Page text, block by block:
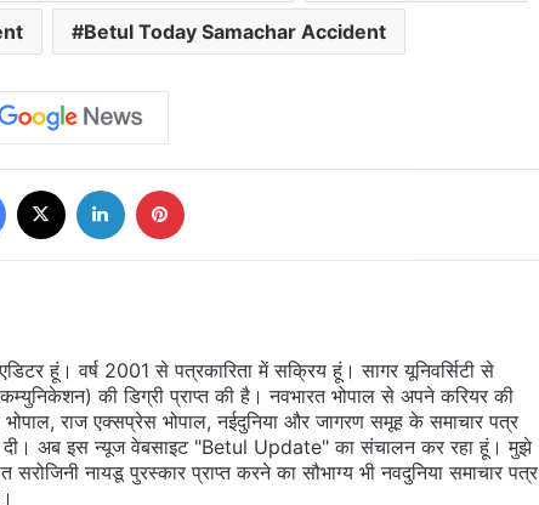
Betul Today Samachar Accident
Facebook LinkedIn
हूं। वर्ष 2001 से पत्रकारिता में सक्रिय हूं। सागर यूनिवर्सिटी से
की डिग्री प्राप्त की है। नवभारत भोपाल से अपने करियर की
राज एक्सप्रेस भोपाल, नईदुनिया और जागरण समूह के समाचार पत्र
दी। अब इस न्यूज वेबसाइट "Betul Update" का संचालन कर रहा हूं। मुझे
सरोजिनी नायडू पुरस्कार प्राप्त करने का सौभाग्य भी नवदुनिया समाचार पत्र